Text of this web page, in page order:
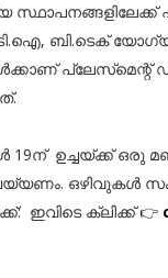
സ്ഥാപനങ്ങളിലേക്ക്
ബി.ടെക്
19ന് ഉച്ചയ്ക്ക് ഒരു
ഒഴിവുകൾ
ഇവിടെ ക്ലിക്ക് 👉